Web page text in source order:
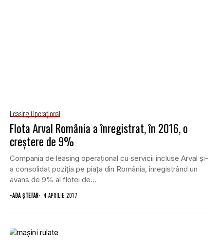
Leasing Operaţional
Flota Arval România a înregistrat, în 2016, o
creştere de 9%
Compania de leasing operaţional cu servicii incluse Arval şi-
a consolidat poziţia pe piaţa din România, înregistrând un
avans de 9% al flotei de...
•ADA ȘTEFAN 4 APRILIE 2017